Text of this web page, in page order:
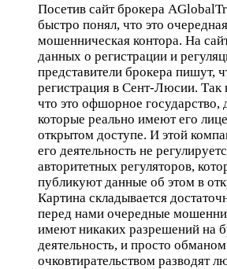
Посетив сайт брокера
быстро понял, что это
мошенническая контора. На
данных о регистрации и
представители брокера пишут,
регистрация в Сент-Люсии. Так
что это офшорное государство,
которые реально имеют его
открытом доступе. И этой
его деятельность не
авторитетных регуляторов,
публикуют данные об этом в
Картина складывается
перед нами очередные
имеют никаких разрешений на
деятельность, и просто
очковтирательством разводят